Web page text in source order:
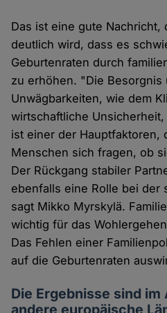
Das ist eine gute Nachricht,
deutlich wird, dass es
Geburtenraten durch
zu erhöhen. "Die Besorgnis
Unwägbarkeiten, wie dem
wirtschaftliche
ist einer der Hauptfaktoren,
Menschen sich fragen, ob
Der Rückgang stabiler
ebenfalls eine Rolle bei der
sagt Mikko Myrskylä.
wichtig für das
Das Fehlen einer
auf die Geburtenraten
Die Ergebnisse sind
andere europäische